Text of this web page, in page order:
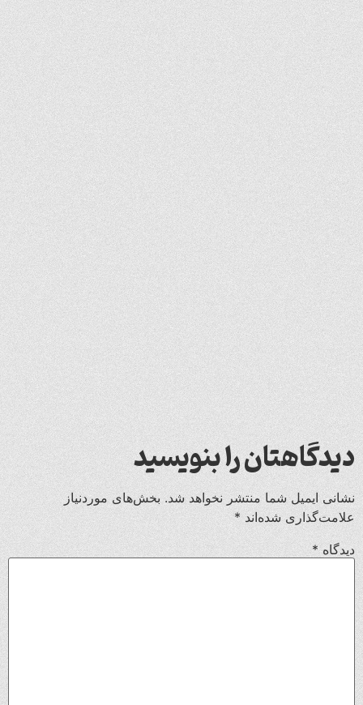
دیدگاهتان را بنویسید
نشانی ایمیل شما منتشر نخواهد شد. بخش‌های موردنیاز
علامت‌گذاری شده‌اند *
دیدگاه*